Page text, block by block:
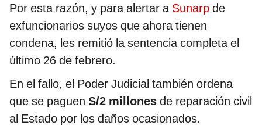
Por esta razón, y para alertar a Sunarp de
exfuncionarios suyos que ahora tienen
condena, les remitió la sentencia completa el
último 26 de febrero.
En el fallo, el Poder Judicial también ordena
que se paguen S/2 millones de reparación civil
al Estado por los daños ocasionados.